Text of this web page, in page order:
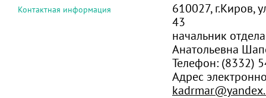
Контактная информация
610027, г.Киров,
43
начальник
Анатольевна
Телефон: (8332)
Адрес